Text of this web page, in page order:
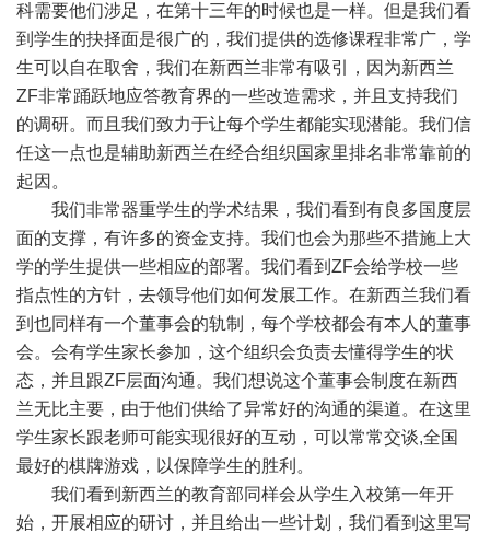
科需要他们涉足，在第十三年的时候也是一样。但是我们看
到学生的抉择面是很广的，我们提供的选修课程非常广，学
生可以自在取舍，我们在新西兰非常有吸引，因为新西兰
ZF非常踊跃地应答教育界的一些改造需求，并且支持我们
的调研。而且我们致力于让每个学生都能实现潜能。我们信
任这一点也是辅助新西兰在经合组织国家里排名非常靠前的
起因。
我们非常器重学生的学术结果，我们看到有良多国度层
面的支撑，有许多的资金支持。我们也会为那些不措施上大
学的学生提供一些相应的部署。我们看到ZF会给学校一些
指点性的方针，去领导他们如何发展工作。在新西兰我们看
到也同样有一个董事会的轨制，每个学校都会有本人的董事
会。会有学生家长参加，这个组织会负责去懂得学生的状
态，并且跟ZF层面沟通。我们想说这个董事会制度在新西
兰无比主要，由于他们供给了异常好的沟通的渠道。在这里
学生家长跟老师可能实现很好的互动，可以常常交谈,全国
最好的棋牌游戏，以保障学生的胜利。
我们看到新西兰的教育部同样会从学生入校第一年开
始，开展相应的研讨，并且给出一些计划，我们看到这里写